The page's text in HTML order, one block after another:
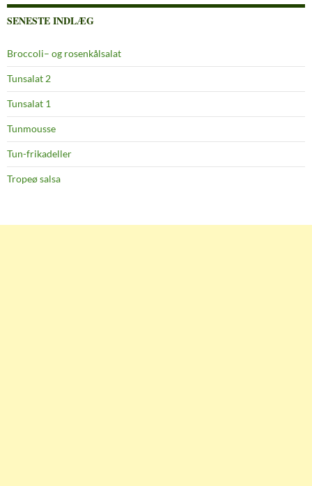
SENESTE INDLÆG
Broccoli– og rosenkålsalat
Tunsalat 2
Tunsalat 1
Tunmousse
Tun-frikadeller
Tropeø salsa